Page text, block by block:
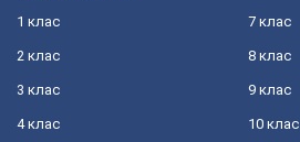
1 клас
2 клас
3 клас
4 клас
7 клас
8 клас
9 клас
10 клас